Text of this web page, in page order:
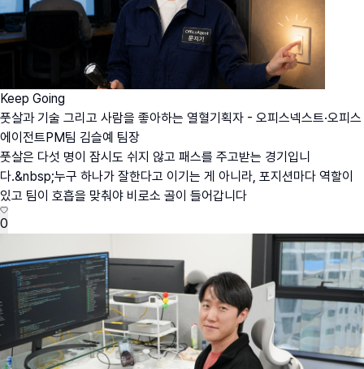
Keep Going
풋살과 기술 그리고 사람을 좋아하는 열혈기획자 - 오피스넥스트·오피스
에이전트PM팀 김슬예 팀장
풋살은 다섯 명이 잠시도 쉬지 않고 패스를 주고받는 경기입니
다.&nbsp;누구 하나가 잘한다고 이기는 게 아니라, 포지션마다 역할이
있고 팀이 호흡을 맞춰야 비로소 골이 들어갑니다
0